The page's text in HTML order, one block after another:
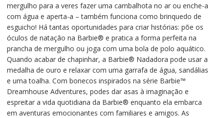
mergulho para a veres fazer uma cambalhota no ar ou enche-a
com água e aperta-a – também funciona como brinquedo de
esguicho! Há tantas oportunidades para criar histórias: põe os
óculos de natação na Barbie® e pratica a forma perfeita na
prancha de mergulho ou joga com uma bola de polo aquático.
Quando acabar de chapinhar, a Barbie® Nadadora pode usar a
medalha de ouro e relaxar com uma garrafa de água, sandálias
e uma toalha. Com bonecos inspirados na série Barbie™
Dreamhouse Adventures, podes dar asas à imaginação e
espreitar a vida quotidiana da Barbie® enquanto ela embarca
em aventuras emocionantes com familiares e amigos. As